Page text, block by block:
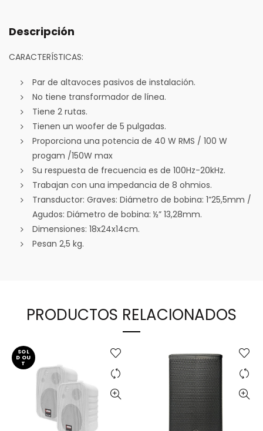
Descripción
CARACTERÍSTICAS:
Par de altavoces pasivos de instalación.
No tiene transformador de línea.
Tiene 2 rutas.
Tienen un woofer de 5 pulgadas.
Proporciona una potencia de 40 W RMS / 100 W
progam /150W max
Su respuesta de frecuencia es de 100Hz-20kHz.
Trabajan con una impedancia de 8 ohmios.
Transductor: Graves: Diámetro de bobina: 1”25,5mm /
Agudos: Diámetro de bobina: ½” 13,28mm.
Dimensiones: 18x24x14cm.
Pesan 2,5 kg.
PRODUCTOS RELACIONADOS
SOL
D OU
T